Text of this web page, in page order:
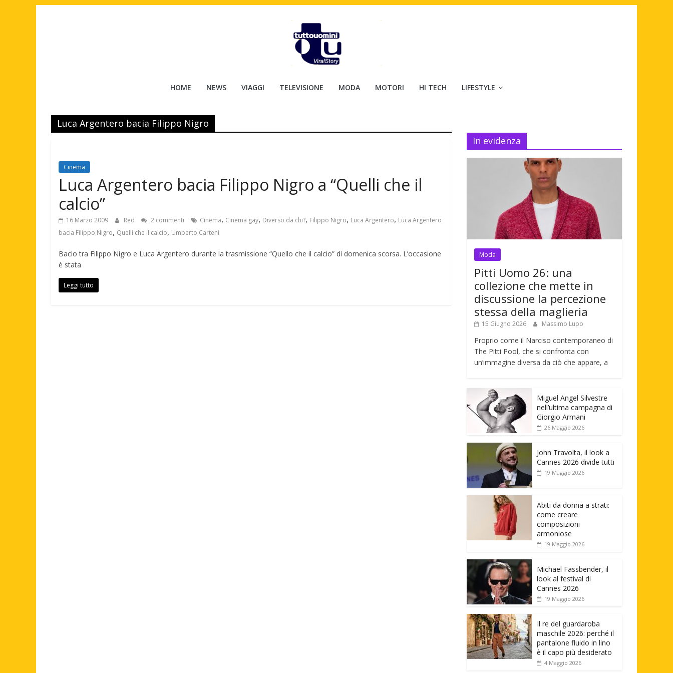
Tuttouomini
Cinema,
Motori,
news
maschile
HOME NEWS VIAGGI TELEVISIONE MODA MOTORI HI TECH LIFESTYLE
Luca Argentero bacia Filippo Nigro
Cinema
Luca Argentero bacia Filippo Nigro a “Quelli che il
calcio”
16 Marzo 2009 Red 2 commenti Cinema, Cinema gay, Diverso da chi?, Filippo Nigro, Luca Argentero, Luca Argentero
bacia Filippo Nigro, Quelli che il calcio, Umberto Carteni
Bacio tra Filippo Nigro e Luca Argentero durante la trasmissione “Quello che il calcio” di domenica scorsa. L’occasione
è stata
Leggi tutto
In evidenza
Moda
Pitti Uomo 26: una
collezione che mette in
discussione la percezione
stessa della maglieria
15 Giugno 2026 Massimo Lupo
Proprio come il Narciso contemporaneo di
The Pitti Pool, che si confronta con
un’immagine diversa da ciò che appare, a
Miguel Angel Silvestre
nell’ultima campagna di
Giorgio Armani
26 Maggio 2026
John Travolta, il look a
Cannes 2026 divide tutti
19 Maggio 2026
Abiti da donna a strati:
come creare
composizioni
armoniose
19 Maggio 2026
Michael Fassbender, il
look al festival di
Cannes 2026
19 Maggio 2026
Il re del guardaroba
maschile 2026: perché il
pantalone fluido in lino
è il capo più desiderato
4 Maggio 2026